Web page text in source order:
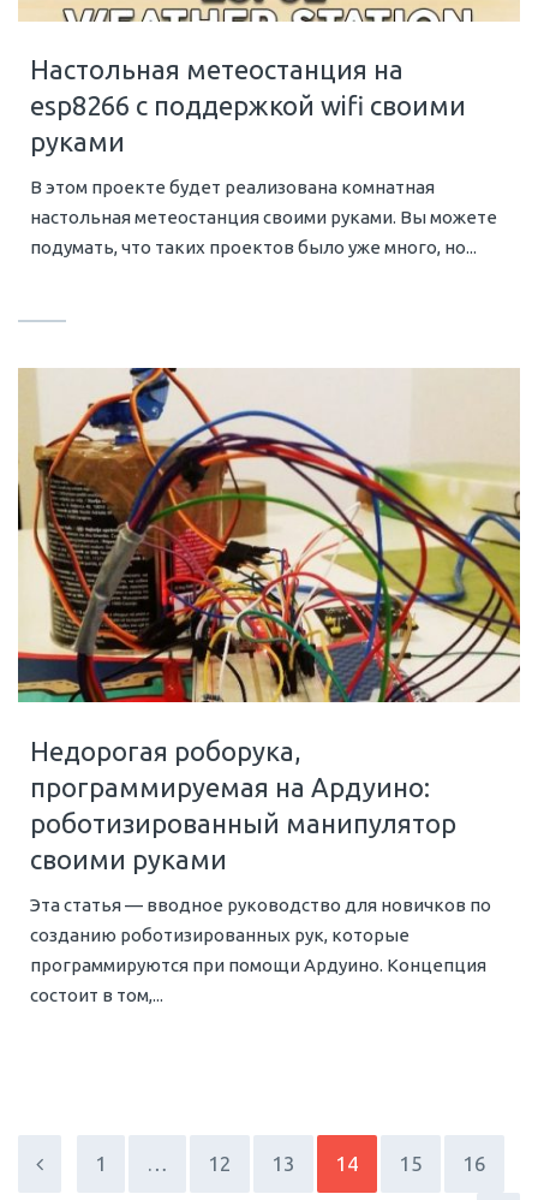
Настольная метеостанция на
esp8266 с поддержкой wifi своими
руками
В этом проекте будет реализована комнатная
настольная метеостанция своими руками. Вы можете
подумать, что таких проектов было уже много, но...
Недорогая роборука,
программируемая на Ардуино:
роботизированный манипулятор
своими руками
Эта статья — вводное руководство для новичков по
созданию роботизированных рук, которые
программируются при помощи Ардуино. Концепция
состоит в том,...
1 … 12 13 14 15 16